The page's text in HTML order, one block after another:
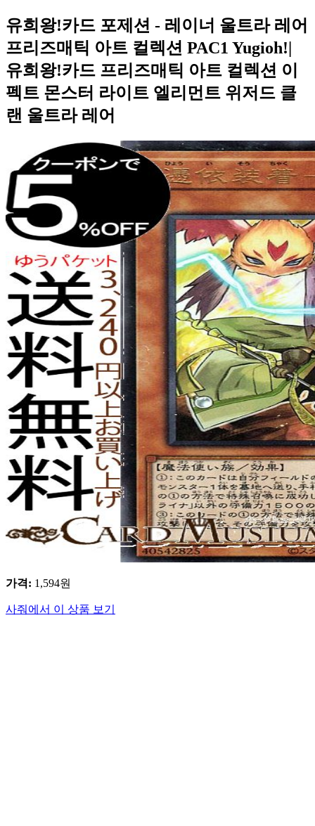
유희왕!카드 포제션 - 레이너 울트라 레어
프리즈매틱 아트 컬렉션 PAC1 Yugioh!|
유희왕!카드 프리즈매틱 아트 컬렉션 이
펙트 몬스터 라이트 엘리먼트 위저드 클
랜 울트라 레어
가격: 1,594원
사줘에서 이 상품 보기